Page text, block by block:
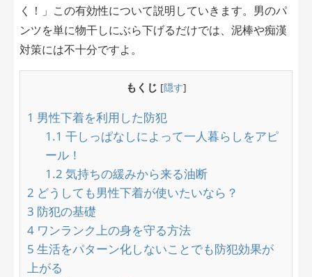
く！」この有効性について説明していきます。男のパ
ンツを単に物干しにぶら下げるだけでは、泥棒や痴漢
対策には不十分ですよ。
もくじ [隠す]
1 男性下着を利用した防犯
1.1 干しっぱなしによって一人暮らしをアピ
ール！
1.2 気持ちの緩みから来る油断
2 どうしても男性下着が使いたいなら？
3 防犯の基礎
4 ワンランク上の身を守る方法
5 生活をパターン化しないことでも防犯効果が
上がる